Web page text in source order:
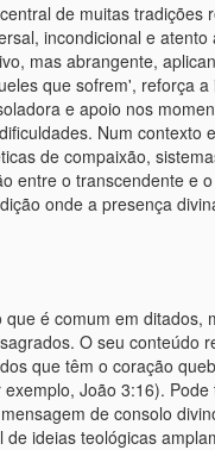
de muitas
incondicional e
mas abrangente,
que sofrem', reforça
e apoio nos
Num contexto
de compaixão,
entre o transcendente e
onde a presença
é comum em ditados,
O seu conteúdo
que têm o coração
João 3:16).
de consolo
ideias teológicas